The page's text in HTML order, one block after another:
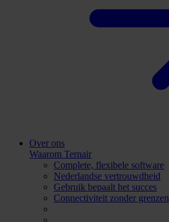
Over ons
Waarom Ternair
Complete, flexibele software
Nederlandse vertrouwdheid
Gebruik bepaalt het succes
Connectiviteit zonder grenzen